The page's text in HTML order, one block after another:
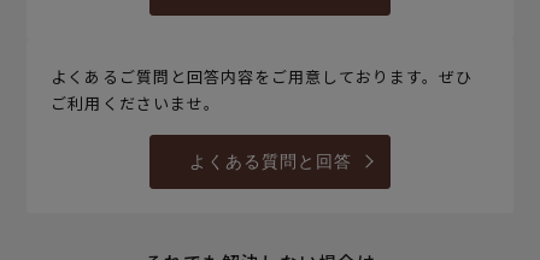
よくあるご質問と回答内容をご用意しております。ぜひ
ご利用くださいませ。
よくある質問と回答